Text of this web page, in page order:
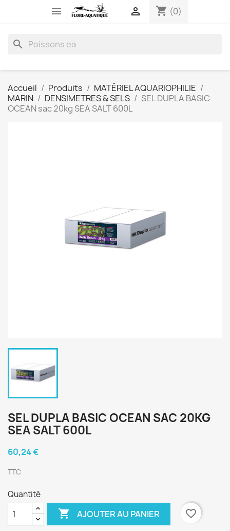
 shopping_cart (0)

search
Accueil Produits
MATÉRIEL AQUARIOPHILIE
MARIN
DENSIMETRES & SELS
SEL DUPLA BASIC
OCEAN sac 20kg SEA SALT 600L
SEL DUPLA BASIC OCEAN SAC 20KG
SEA SALT 600L
60,24 €
TTC
Quantité
 AJOUTER AU PANIER favorite_border